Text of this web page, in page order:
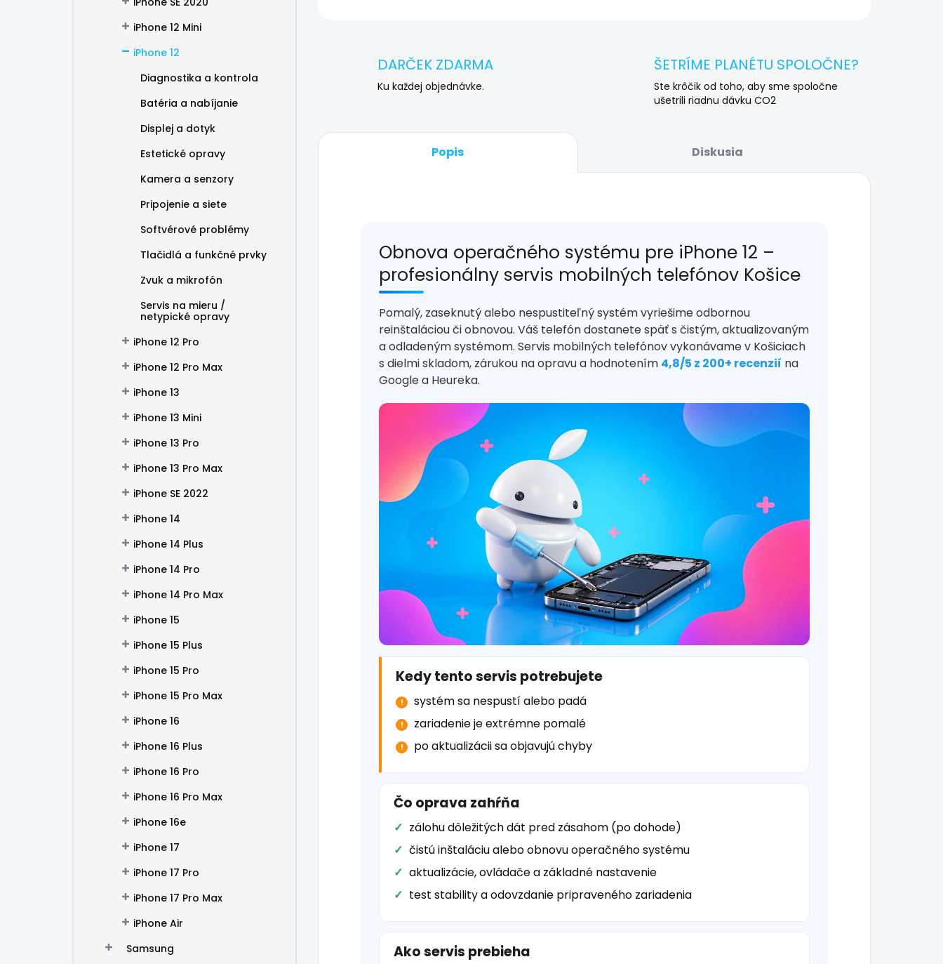
iPhone 12 Mini
iPhone 12
Diagnostika a kontrola
Batéria a nabíjanie
Displej a dotyk
Estetické opravy
Kamera a senzory
Pripojenie a siete
Softvérové problémy
Tlačidlá a funkčné prvky
Zvuk a mikrofón
Servis na mieru /
netypické opravy
iPhone 12 Pro
iPhone 12 Pro Max
iPhone 13
iPhone 13 Mini
iPhone 13 Pro
iPhone 13 Pro Max
iPhone SE 2022
iPhone 14
iPhone 14 Plus
iPhone 14 Pro
iPhone 14 Pro Max
iPhone 15
iPhone 15 Plus
iPhone 15 Pro
iPhone 15 Pro Max
iPhone 16
iPhone 16 Plus
iPhone 16 Pro
iPhone 16 Pro Max
iPhone 16e
iPhone 17
iPhone 17 Pro
iPhone 17 Pro Max
iPhone Air
Samsung
DARČEK ZDARMA
Ku každej objednávke.
ŠETRÍME PLANÉTU SPOLOČNE?
Ste krôčik od toho, aby sme spoločne
ušetrili riadnu dávku CO2
Popis Diskusia
Obnova operačného systému pre iPhone 12 –
profesionálny servis mobilných telefónov Košice
Pomalý, zaseknutý alebo nespustiteľný systém vyriešime odbornou
reinštaláciou či obnovou. Váš telefón dostanete späť s čistým, aktualizovaným
a odladeným systémom. Servis mobilných telefónov vykonávame v Košiciach
s dielmi skladom, zárukou na opravu a hodnotením 4,8/5 z 200+ recenzií na
Google a Heureka.
Kedy tento servis potrebujete
systém sa nespustí alebo padá
zariadenie je extrémne pomalé
po aktualizácii sa objavujú chyby
Čo oprava zahŕňa
zálohu dôležitých dát pred zásahom (po dohode)
čistú inštaláciu alebo obnovu operačného systému
aktualizácie, ovládače a základné nastavenie
test stability a odovzdanie pripraveného zariadenia
Ako servis prebieha